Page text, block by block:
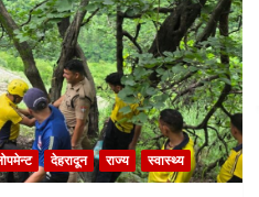
देहरादून राज्य स्वास्थ्य